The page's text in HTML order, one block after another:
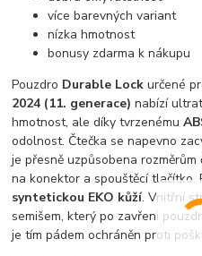
více barevných variant
nízka hmotnost
bonusy zdarma k nákupu
Pouzdro Durable Lock určené
2024 (11. generace) nabízí
hmotnost, ale díky tvrzenému
odolnost. Čtečka se napevno
je přesně uzpůsobena
na konektor a spouštěcí tlačítko.
syntetickou EKO kůží. Vnitřní
semišem, který po zavřeni
je tím pádem ochráněn proti